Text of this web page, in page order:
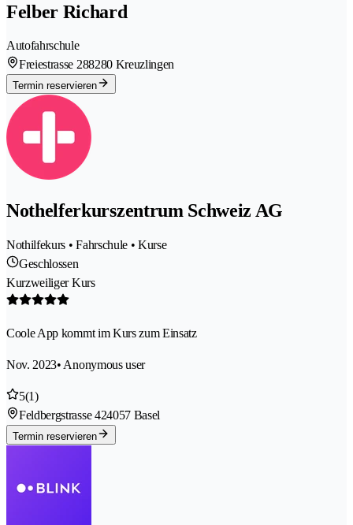
Felber Richard
Autofahrschule
Freiestrasse 288280 Kreuzlingen
Termin reservieren
Nothelferkurszentrum Schweiz AG
Nothilfekurs • Fahrschule • Kurse
Geschlossen
Kurzweiliger Kurs
Coole App kommt im Kurs zum Einsatz
Nov. 2023• Anonymous user
5(1)
Feldbergstrasse 424057 Basel
Termin reservieren